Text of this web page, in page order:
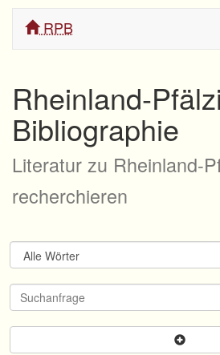
RPB
Rheinland-
Bibliographie
Literatur zu Rheinland-
recherchieren